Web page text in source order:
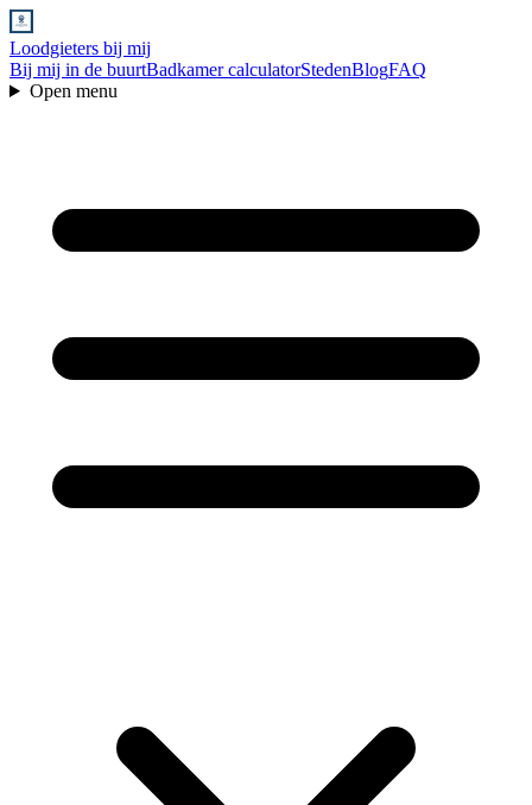
Loodgieters bij mij
Bij mij in de buurtBadkamer calculatorStedenBlogFAQ
Open menu